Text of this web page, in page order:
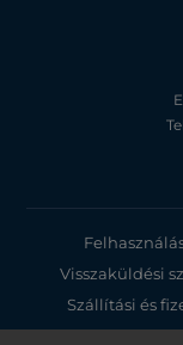
Visszaküldési
Szállítási és